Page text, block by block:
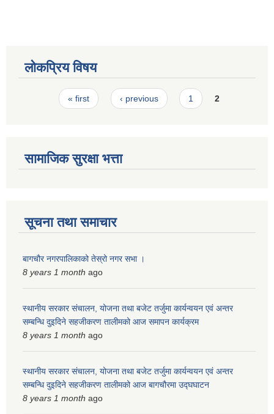
लोकप्रिय विषय
Pages« first ‹ previous 1 2
सामाजिक सुरक्षा भत्ता
सूचना तथा समाचार
बागचौर नगरपालिकाको तेस्रो नगर सभा ।
8 years 1 month ago
स्थानीय सरकार संचालन, योजना तथा बजेट तर्जुमा कार्यन्वयन एवं अन्तर
सम्बन्धि दुइदिने सहजीकरण तालीमको आज समापन कार्यक्रम
8 years 1 month ago
स्थानीय सरकार संचालन, योजना तथा बजेट तर्जुमा कार्यन्वयन एवं अन्तर
सम्बन्धि दुइदिने सहजीकरण तालीमको आज बागचौरमा उद्घघाटन
8 years 1 month ago